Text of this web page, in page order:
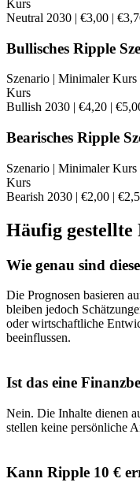
Kurs
Neutral 2030 | €3,00 |
Bullisches Ripple
Szenario | Minimaler
Kurs
Bullish 2030 | €4,20 |
Bearisches Ripple
Szenario | Minimaler
Kurs
Bearish 2030 | €2,00 |
Häufig gestellte
Wie genau sind
Die Prognosen basieren
bleiben jedoch
oder wirtschaftliche
beeinflussen.
Ist das eine
Nein. Die Inhalte dienen
stellen keine persönliche
Kann Ripple 10 €